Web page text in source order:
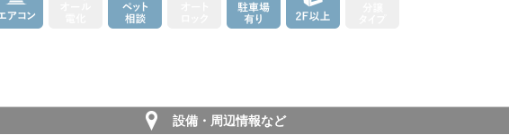
設備・周辺情報など